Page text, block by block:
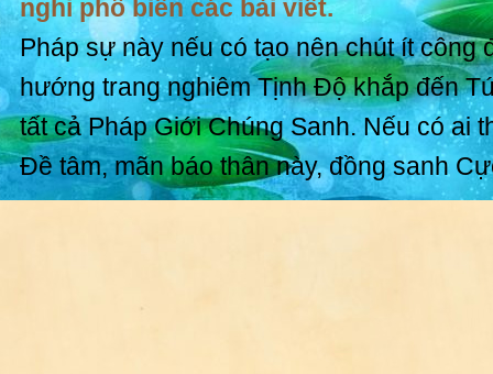
nghi phổ biến các bài viết.
Pháp sự này nếu có tạo nên chút ít công
hướng trang nghiêm Tịnh Độ khắp đến
tất cả Pháp Giới Chúng Sanh. Nếu có ai
Đề tâm, mãn báo thân này, đồng sanh